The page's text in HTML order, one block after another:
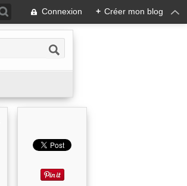
Connexion + Créer mon blog